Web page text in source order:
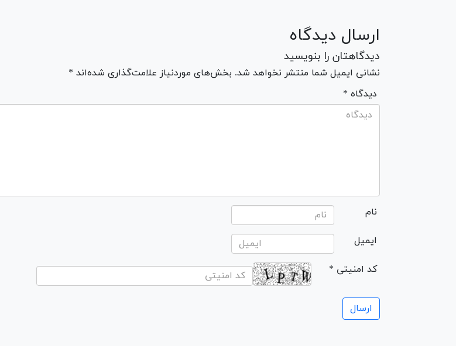
ارسال دیدگاه
دیدگاهتان را بنویسید
نشانی ایمیل شما منتشر نخواهد شد. بخش‌های موردنیاز علامت‌گذاری شده‌اند *
* دیدگاه
نام
ایمیل
* کد امنیتی